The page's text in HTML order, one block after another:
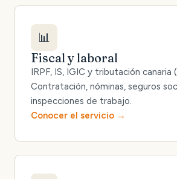
📊
Fiscal y laboral
IRPF, IS, IGIC y tributación canaria
Contratación, nóminas, seguros
inspecciones de trabajo.
Conocer el servicio